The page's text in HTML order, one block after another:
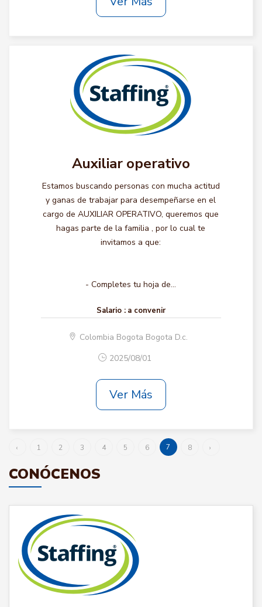
Auxiliar operativo
Estamos buscando personas con mucha actitud
y ganas de trabajar para desempeñarse en el
cargo de AUXILIAR OPERATIVO, queremos que
hagas parte de la familia , por lo cual te
invitamos a que:
- Completes tu hoja de...
Salario : a convenir
Colombia Bogota Bogota D.c.
2025/08/01
Ver Más
‹ 1 2 3 4 5 6 7 8 ›
CONÓCENOS